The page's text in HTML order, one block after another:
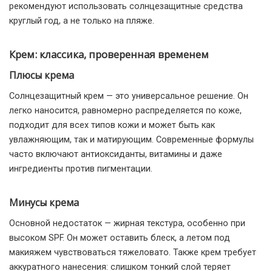
рекомендуют использовать солнцезащитные средства
круглый год, а не только на пляже.
Крем: классика, проверенная временем
Плюсы крема
Солнцезащитный крем — это универсальное решение. Он
легко наносится, равномерно распределяется по коже,
подходит для всех типов кожи и может быть как
увлажняющим, так и матирующим. Современные формулы
часто включают антиоксиданты, витамины и даже
ингредиенты против пигментации.
Минусы крема
Основной недостаток — жирная текстура, особенно при
высоком SPF. Он может оставить блеск, а летом под
макияжем чувствоваться тяжеловато. Также крем требует
аккуратного нанесения: слишком тонкий слой теряет